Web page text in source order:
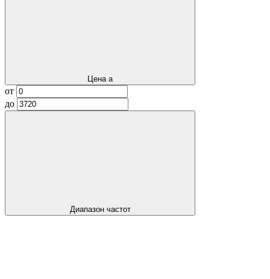
Цена a
от
до
Диапазон частот